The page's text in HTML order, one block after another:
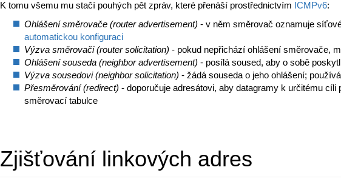
K tomu všemu mu stačí pouhých pět zpráv, které přenáší prostřednictvím ICMPv6:
Ohlášení směrovače (router advertisement) - v něm směrovač oznamuje
automatickou konfiguraci
Výzva směrovači (router solicitation) - pokud nepřichází ohlášení směrovače,
Ohlášení souseda (neighbor advertisement) - posílá soused, aby o sobě
Výzva sousedovi (neighbor solicitation) - žádá souseda o jeho ohlášení;
Přesměrování (redirect) - doporučuje adresátovi, aby datagramy k určitému
směrovací tabulce
Zjišťování linkových adres